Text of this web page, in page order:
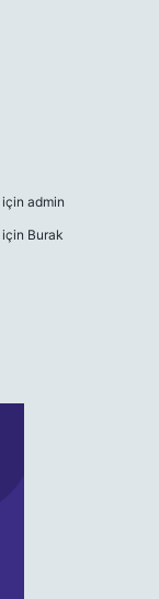
için admin
için Burak